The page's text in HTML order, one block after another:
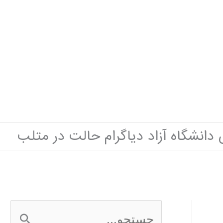
آزاد دیاگرام حالت در متلب